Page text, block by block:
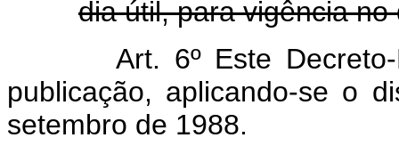
dia útil, para vigência
Art. 6º Este
publicação, aplicando-se o
setembro de 1988.